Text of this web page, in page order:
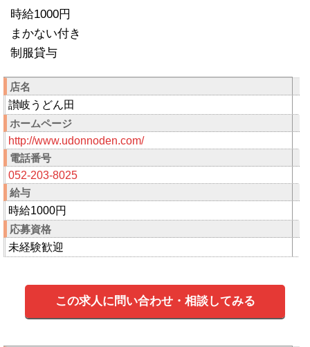
時給1000円
まかない付き
制服貸与
店名
讃岐うどん田
ホームページ
http://www.udonnoden.com/
電話番号
052-203-8025
給与
時給1000円
応募資格
未経験歓迎
この求人に問い合わせ・相談してみる